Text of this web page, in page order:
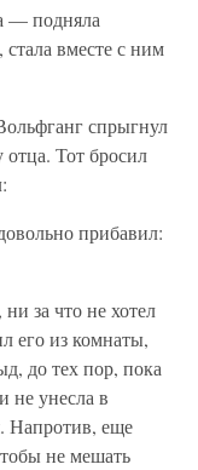
— подняла
вместе с ним
спрыгнул
Тот бросил
прибавил:
за что не хотел
его из комнаты,
до тех пор, пока
не унесла в
Напротив, еще
не мешать